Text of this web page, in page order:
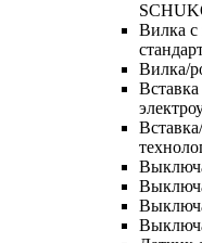
Вилка с
Вилка/
Вставка